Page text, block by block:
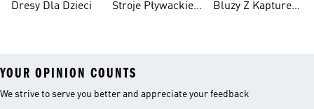
Dresy Dla Dzieci
Stroje Pływackie
Bluzy Z Kapturem
YOUR OPINION COUNTS
We strive to serve you better and appreciate your feedback